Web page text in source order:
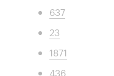
637
23
1871
436